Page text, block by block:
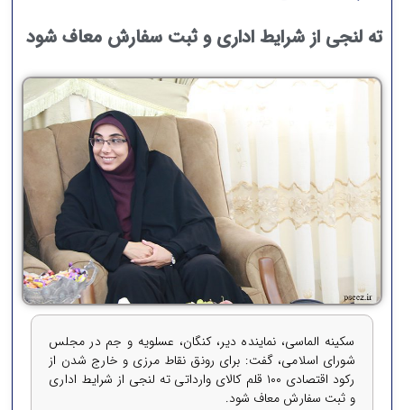
ته لنجی از شرایط اداری و ثبت سفارش معاف شود
سکینه الماسی، نماینده دیر، کنگان، عسلویه و جم در مجلس
شورای اسلامی، گفت: برای رونق نقاط مرزی و خارج شدن از
رکود اقتصادی ۱۰۰ قلم کالای وارداتی ته لنجی از شرایط اداری
و ثبت سفارش معاف شود.